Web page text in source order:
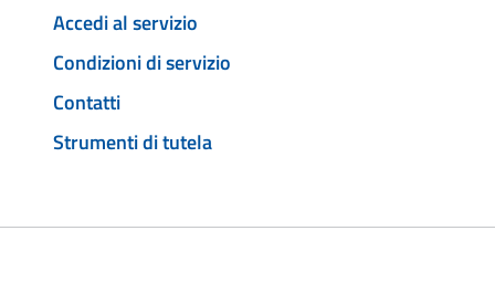
Accedi al servizio
Condizioni di servizio
Contatti
Strumenti di tutela